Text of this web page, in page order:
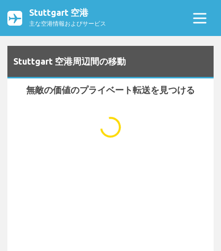
Stuttgart 空港
主な空港情報およびサービス
Stuttgart 空港周辺間の移動
無敵の価値のプライベート転送を見つける
...